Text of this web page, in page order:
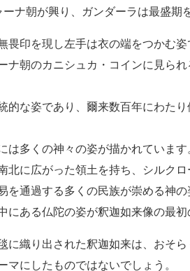
ナ朝が興り、ガンダーラは最盛期
畏印を現し左手は衣の端をつかむ
ナ朝のカニシュカ・コインに見ら
的な姿であり、爾来数百年にわた
は多くの神々の姿が描かれています
北に広がった領土を持ち、シルクロ
を通過する多くの民族が崇める神の
にある仏陀の姿が釈迦如来像の最初
に織り出された釈迦如来は、おそ
にしたものではないでしょう。